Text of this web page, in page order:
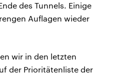
des Tunnels. Einige
Auflagen wieder
wir in den letzten
der Prioritätenliste der